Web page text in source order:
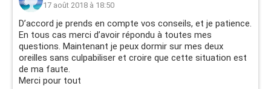
17 août 2018 à 18:50
D’accord je prends en compte vos conseils, et je patience.
En tous cas merci d’avoir répondu à toutes mes
questions. Maintenant je peux dormir sur mes deux
oreilles sans culpabiliser et croire que cette situation est
de ma faute.
Merci pour tout